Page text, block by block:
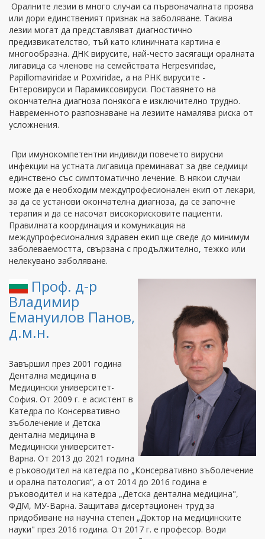
Оралните лезии в много случаи са първоначалната проява
или дори единственият признак на заболяване. Такива
лезии могат да представляват диагностично
предизвикателство, тъй като клиничната картина е
многообразна. ДНК вирусите, най-често засягащи оралната
лигавица са членове на семействата Herpesviridae,
Papillomaviridae и Poxviridae, а на РНК вирусите -
Ентеровируси и Парамиксовируси. Поставянето на
окончателна диагноза понякога е изключително трудно.
Навременното разпознаване на лезиите намалява риска от
усложнения.
При имунокомпетентни индивиди повечето вирусни
инфекции на устната лигавица преминават за две седмици
единствено със симптоматично лечение. В някои случаи
може да е необходим междупрофесионален екип от лекари,
за да се установи окончателна диагноза, да се започне
терапия и да се насочат високорисковите пациенти.
Правилната координация и комуникация на
междупрофесионалния здравен екип ще сведе до минимум
заболеваемостта, свързана с продължително, тежко или
нелекувано заболяване.
Проф. д-р
Владимир
Емануилов Панов,
д.м.н.
Завършил през 2001 година
Дентална медицина в
Медицински университет-
София. От 2009 г. е асистент в
Катедра по Консервативно
зъболечение и Детска
дентална медицина в
Медицински университет-
Варна. От 2013 до 2021 година
е ръководител на катедра по „Консервативно зъболечение
и орална патология“, а от 2014 до 2016 година е
pъководител и на катедра „Детска дентална медицина",
ФДМ, МУ-Варна. Защитава дисертационен труд за
придобиване на научна степен „Доктор на медицинските
науки" през 2016 година. От 2017 г. е професор. Води